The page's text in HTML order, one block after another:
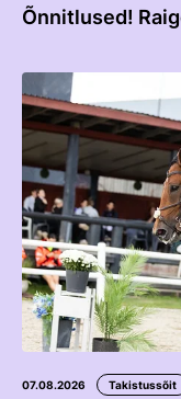
Võistluskalender
Võistlussarjad
Edetabelid
Ametnikud
Koolitused
Mänedžer Ja
Välisvõistlustel
RAKENDISPORT
Regulatsioonid
Õnnitlused!
07.08.2026 Takistussõit